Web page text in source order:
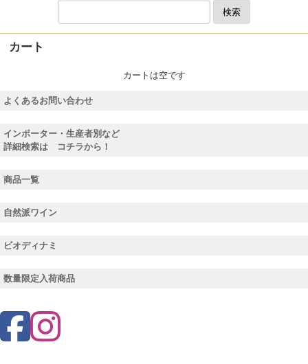
検索
カート
カートは空です
よくあるお問い合わせ
インポーター・生産者別など
詳細検索は コチラから！
商品一覧
自然派ワイン
ビオディナミ
数量限定入荷商品